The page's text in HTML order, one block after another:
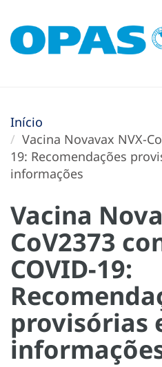
Início
Vacina Novavax NVX-
19: Recomendações
informações
Vacina
CoV2373
COVID-19:
provisórias